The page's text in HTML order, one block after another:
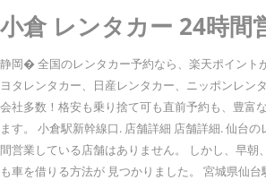
小倉 レンタカー 24時間
静岡� 全国のレンタカー予約なら、楽天ポイント
ヨタレンタカー、日産レンタカー、ニッポンレン
会社多数！格安も乗り捨て可も直前予約も、豊富
ます。 小倉駅新幹線口. 店舗詳細 店舗詳細. 仙台
間営業している店舗はありません。 しかし、早朝
も車を借りる方法が 見つかりました。 宮城県仙